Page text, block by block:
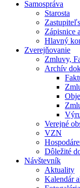
Samospráva
Starosta
Zápisnice
Hlavný
Zverejňovanie
Zmluvy,
Archív
Verejné
VZN
Dôležité
Návštevník
Aktuality
Kalendár